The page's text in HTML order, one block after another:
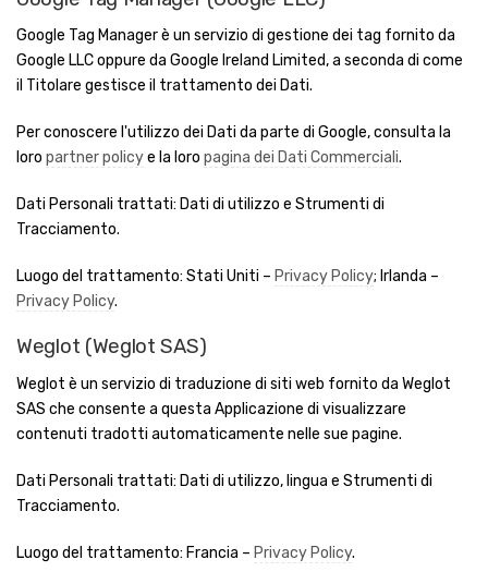
Google Tag Manager è un servizio di gestione dei tag fornito da
Google LLC oppure da Google Ireland Limited, a seconda di come
il Titolare gestisce il trattamento dei Dati.
Per conoscere l'utilizzo dei Dati da parte di Google, consulta la
loro partner policye la loro pagina dei Dati Commerciali.
Dati Personali trattati: Dati di utilizzo e Strumenti di
Tracciamento.
Luogo del trattamento: Stati Uniti – Privacy Policy; Irlanda –
Privacy Policy.
Weglot (Weglot SAS)
Weglot è un servizio di traduzione di siti web fornito da Weglot
SAS che consente a questa Applicazione di visualizzare
contenuti tradotti automaticamente nelle sue pagine.
Dati Personali trattati: Dati di utilizzo, lingua e Strumenti di
Tracciamento.
Luogo del trattamento: Francia – Privacy Policy.